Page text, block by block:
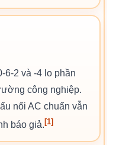
6-2 và -4 lo phần
công nghiệp.
nối AC chuẩn vẫn
báo giả. [1]